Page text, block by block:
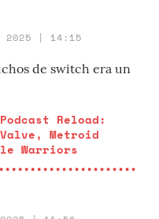
2025 | 14:15
de switch era un
Podcast Reload:
Metroid
Warriors